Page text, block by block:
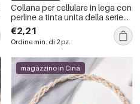
Collana per cellulare in lega con
perline a tinta unita della serie
Simple
€2,21
Ordine min. di 2 pz.
magazzino in Cina